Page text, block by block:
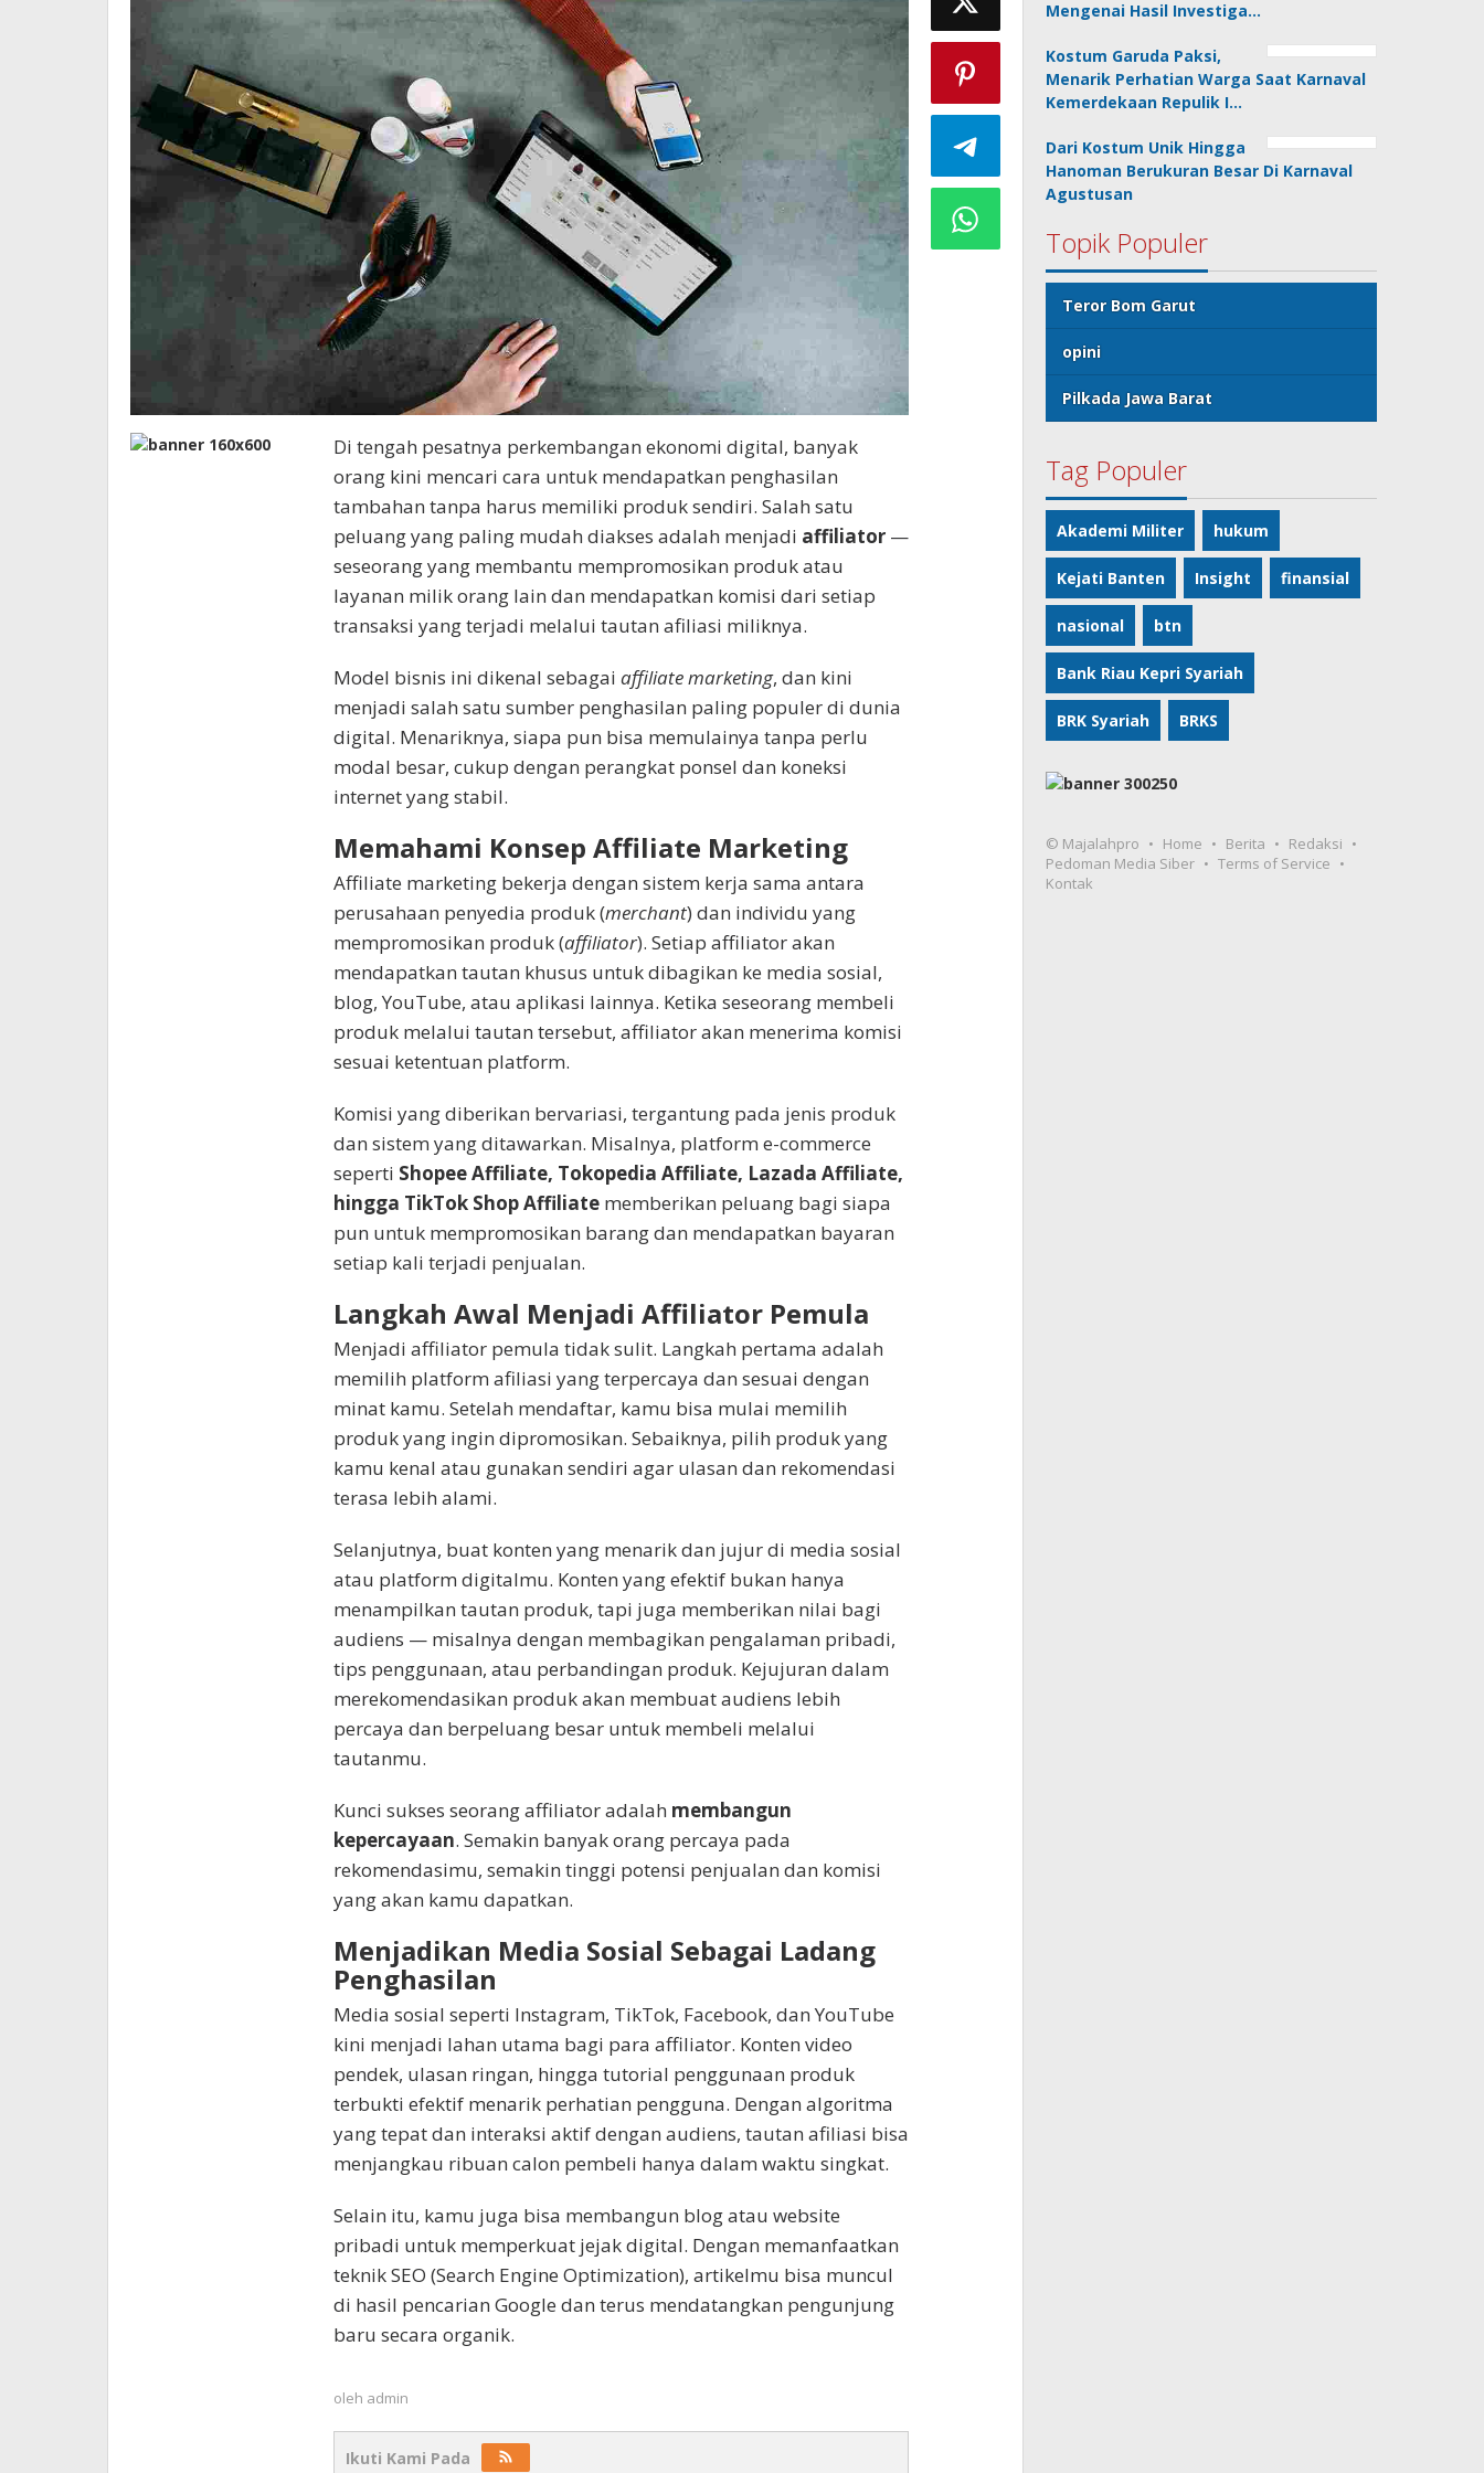
Di tengah pesatnya perkembangan ekonomi digital, banyak
orang kini mencari cara untuk mendapatkan penghasilan
tambahan tanpa harus memiliki produk sendiri. Salah satu
peluang yang paling mudah diakses adalah menjadi affiliator—
seseorang yang membantu mempromosikan produk atau
layanan milik orang lain dan mendapatkan komisi dari setiap
transaksi yang terjadi melalui tautan afiliasi miliknya.
Model bisnis ini dikenal sebagai affiliate marketing, dan kini
menjadi salah satu sumber penghasilan paling populer di dunia
digital. Menariknya, siapa pun bisa memulainya tanpa perlu
modal besar, cukup dengan perangkat ponsel dan koneksi
internet yang stabil.
Memahami Konsep Affiliate Marketing
Affiliate marketing bekerja dengan sistem kerja sama antara
perusahaan penyedia produk (merchant) dan individu yang
mempromosikan produk (affiliator). Setiap affiliator akan
mendapatkan tautan khusus untuk dibagikan ke media sosial,
blog, YouTube, atau aplikasi lainnya. Ketika seseorang membeli
produk melalui tautan tersebut, affiliator akan menerima komisi
sesuai ketentuan platform.
Komisi yang diberikan bervariasi, tergantung pada jenis produk
dan sistem yang ditawarkan. Misalnya, platform e-commerce
seperti Shopee Affiliate, Tokopedia Affiliate, Lazada Affiliate,
hingga TikTok Shop Affiliatememberikan peluang bagi siapa
pun untuk mempromosikan barang dan mendapatkan bayaran
setiap kali terjadi penjualan.
Langkah Awal Menjadi Affiliator Pemula
Menjadi affiliator pemula tidak sulit. Langkah pertama adalah
memilih platform afiliasi yang terpercaya dan sesuai dengan
minat kamu. Setelah mendaftar, kamu bisa mulai memilih
produk yang ingin dipromosikan. Sebaiknya, pilih produk yang
kamu kenal atau gunakan sendiri agar ulasan dan rekomendasi
terasa lebih alami.
Selanjutnya, buat konten yang menarik dan jujur di media sosial
atau platform digitalmu. Konten yang efektif bukan hanya
menampilkan tautan produk, tapi juga memberikan nilai bagi
audiens — misalnya dengan membagikan pengalaman pribadi,
tips penggunaan, atau perbandingan produk. Kejujuran dalam
merekomendasikan produk akan membuat audiens lebih
percaya dan berpeluang besar untuk membeli melalui
tautanmu.
Kunci sukses seorang affiliator adalah membangun
kepercayaan. Semakin banyak orang percaya pada
rekomendasimu, semakin tinggi potensi penjualan dan komisi
yang akan kamu dapatkan.
Menjadikan Media Sosial Sebagai Ladang
Penghasilan
Media sosial seperti Instagram, TikTok, Facebook, dan YouTube
kini menjadi lahan utama bagi para affiliator. Konten video
pendek, ulasan ringan, hingga tutorial penggunaan produk
terbukti efektif menarik perhatian pengguna. Dengan algoritma
yang tepat dan interaksi aktif dengan audiens, tautan afiliasi bisa
menjangkau ribuan calon pembeli hanya dalam waktu singkat.
Selain itu, kamu juga bisa membangun blog atau website
pribadi untuk memperkuat jejak digital. Dengan memanfaatkan
teknik SEO (Search Engine Optimization), artikelmu bisa muncul
di hasil pencarian Google dan terus mendatangkan pengunjung
baru secara organik.
oleh admin
Ikuti Kami Pada
Mengenai Hasil Investiga…
Kostum Garuda Paksi,
Menarik Perhatian Warga Saat Karnaval
Kemerdekaan Repulik I…
Dari Kostum Unik Hingga
Hanoman Berukuran Besar Di Karnaval
Agustusan
Topik Populer
Teror Bom Garut
opini
Pilkada Jawa Barat
Tag Populer
Akademi Militer hukum
Kejati Banten Insight finansial
nasional btn
Bank Riau Kepri Syariah
BRK Syariah BRKS
© Majalahpro Home Berita
Redaksi
Pedoman Media Siber
Terms of Service
Kontak